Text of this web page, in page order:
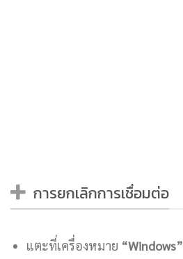
การยกเลิกการเชื่อมต่อ
แตะที่เครื่องหมาย “Windows”